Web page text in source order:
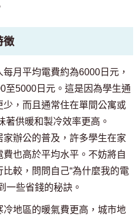
徵
月平均電費約為6000日元，
至5000日元。這是因為學生通
，而且通常住在單間公寓或
著供暖和製冷效率更高。
辦公的普及，許多學生在家
也高於平均水平。不妨將自
較，問問自己“為什麼我的電
一些省錢的秘訣。
地區的暖氣費更高，城市地